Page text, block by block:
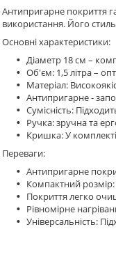
Антипригарне покриття
використання. Його
Основні характеристики:
Діаметр 18 см –
Об'єм: 1,5 літра –
Матеріал:
Антипригарне -
Сумісність:
Ручка: зручна та
Кришка: У
Переваги:
Антипригарне
Компактний розмір:
Покриття легко
Рівномірне
Універсальність: